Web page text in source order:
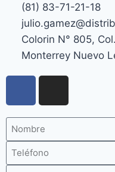
(81) 83-71-21-18
Colorin N° 805,
Monterrey Nuevo